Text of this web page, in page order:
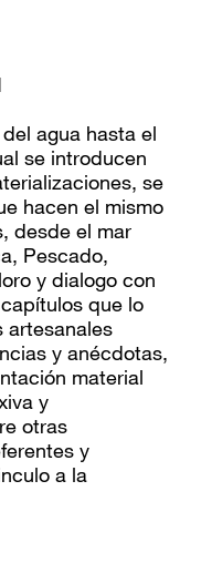
agua hasta el
se introducen
se
hacen el mismo
desde el mar
Pescado,
y dialogo con
que lo
artesanales
y anécdotas,
material
y
otras
y
a la